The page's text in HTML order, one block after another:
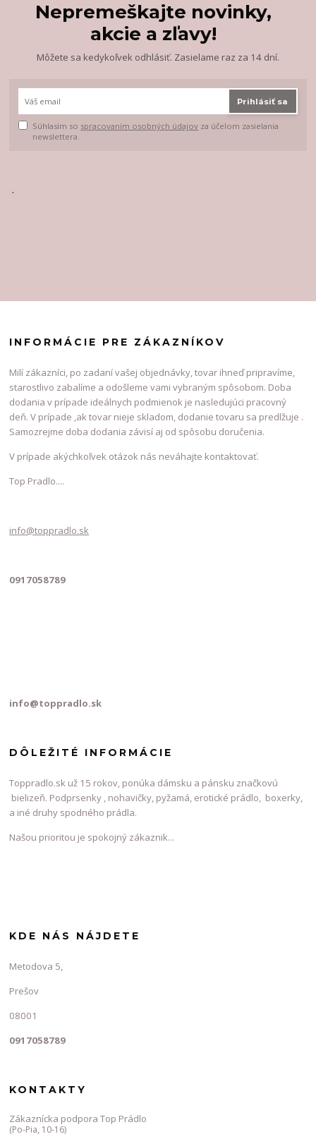
Nepremeškajte novinky,
akcie a zľavy!
Môžete sa kedykoľvek odhlásiť. Zasielame raz za 14 dní.
Prihlásiť sa
Súhlasím so spracovaním osobných údajov za účelom zasielania
newslettera.
.
INFORMÁCIE PRE ZÁKAZNÍKOV
Milí zákazníci, po zadaní vašej objednávky, tovar ihneď pripravíme,
starostlivo zabalíme a odošleme vami vybraným spôsobom. Doba
dodania v prípade ideálnych podmienok je nasledujúci pracovný
deň. V prípade ,ak tovar nieje skladom, dodanie tovaru sa predlžuje .
Samozrejme doba dodania závisí aj od spôsobu doručenia.
V prípade akýchkoľvek otázok nás neváhajte kontaktovať.
Top Pradlo....
info@toppradlo.sk
0917058789
info@toppradlo.sk
DÔLEŽITÉ INFORMÁCIE
Toppradlo.sk už 15 rokov, ponúka dámsku a pánsku značkovú
bielizeň. Podprsenky , nohavičky, pyžamá, erotické prádlo, boxerky,
a iné druhy spodného prádla.
Našou prioritou je spokojný zákaznik...
KDE NÁS NÁJDETE
Metodova 5,
Prešov
08001
0917058789
KONTAKTY
Zákaznícka podpora Top Prádlo
(Po-Pia, 10-16)